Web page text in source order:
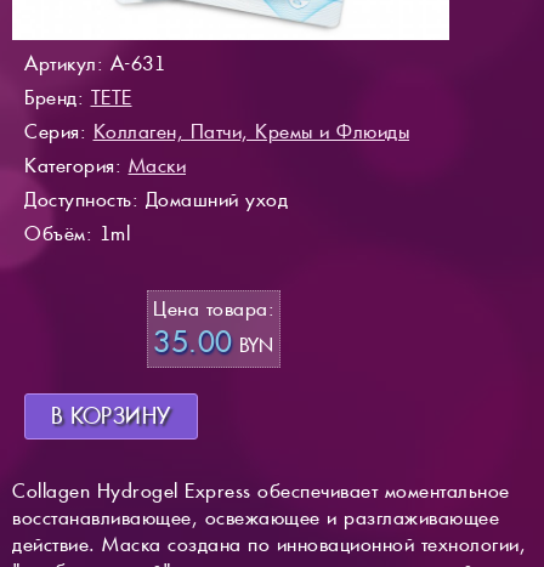
Артикул: A-631
Бренд: TETE
Серия: Коллаген, Патчи, Кремы и Флюиды
Категория: Маски
Доступность: Домашний уход
Объём: 1ml
Цена товара:
35.00BYN
В КОРЗИНУ
Collagen Hydrogel Express обеспечивает моментальное
восстанавливающее, освежающее и разглаживающее
действие. Маска создана по инновационной технологии,